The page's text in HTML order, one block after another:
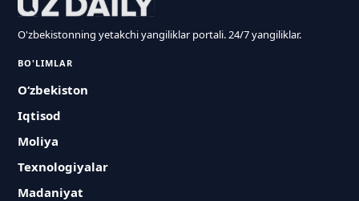
O'zbekistonning yetakchi yangiliklar portali. 24/7 yangiliklar.
BO'LIMLAR
O‘zbekiston
Iqtisod
Moliya
Texnologiyalar
Madaniyat